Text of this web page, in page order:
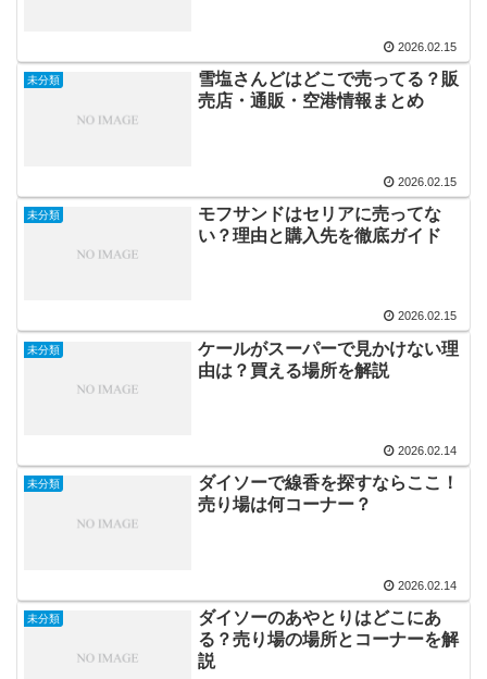
2026.02.15
未分類
雪塩さんどはどこで売ってる？販
売店・通販・空港情報まとめ
2026.02.15
未分類
モフサンドはセリアに売ってな
い？理由と購入先を徹底ガイド
2026.02.15
未分類
ケールがスーパーで見かけない理
由は？買える場所を解説
2026.02.14
未分類
ダイソーで線香を探すならここ！
売り場は何コーナー？
2026.02.14
未分類
ダイソーのあやとりはどこにあ
る？売り場の場所とコーナーを解
説